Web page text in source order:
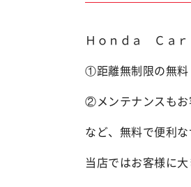
Ｈｏｎｄａ Ｃａｒ
①距離無制限の無料
②メンテナンスもお
など、無料で便利な
当店ではお客様に